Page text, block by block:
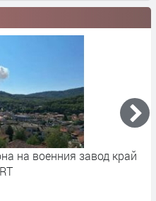
на военния завод край